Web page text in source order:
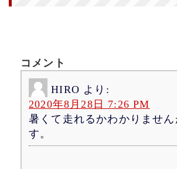
コメント
HIRO より:
2020年8月28日 7:26 PM
暑くて走れるかわかりませ
す。